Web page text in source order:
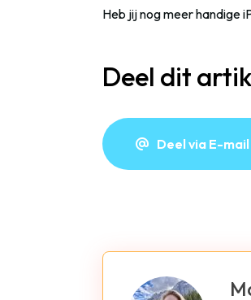
Heb jij nog meer handige
Deel dit
Deel via E-mail